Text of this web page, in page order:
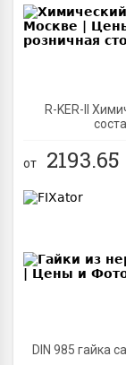
R-KER-II
от 2193.65
DIN 985 гайка